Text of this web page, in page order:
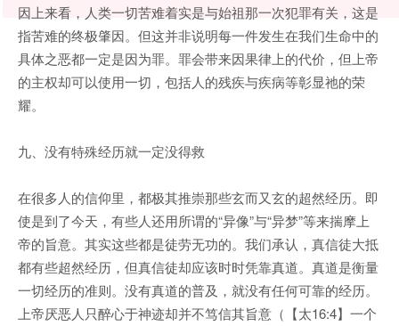
因上来看，人类一切苦难着实是与始祖那一次犯罪有关，这是
指苦难的终极肇因。但这并非说明每一件发生在我们生命中的
具体之恶都一定是因为罪。罪会带来因果律上的代价，但上帝
的主权却可以使用一切，包括人的残疾与疾病等彰显祂的荣
耀。
九、没有特殊经历就一定没得救
在很多人的信仰里，都极其推崇那些玄而又玄的超然经历。即
使是到了今天，有些人还用所谓的“异像”与“异梦”等来揣摩上
帝的旨意。其实这些都是徒劳无功的。我们承认，真信徒大抵
都有些超然经历，但真信徒却应该时时凭靠真道。真道是衡量
一切经历的准则。没有真道的普及，就没有任何可靠的经历。
上帝厌恶人只醉心于神迹却并不笃信其旨意（【太16:4】一个